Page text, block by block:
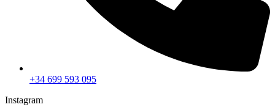
+34 699 593 095
Instagram